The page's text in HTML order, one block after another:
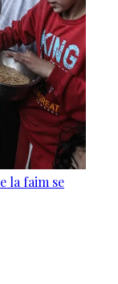
la faim se